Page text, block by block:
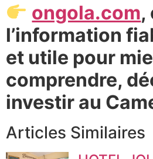
ongola.com,
l’information
et utile pour
comprendre,
investir au
Articles Similaires